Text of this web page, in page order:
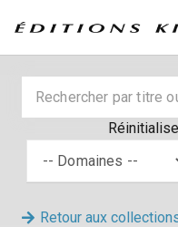
Retour aux